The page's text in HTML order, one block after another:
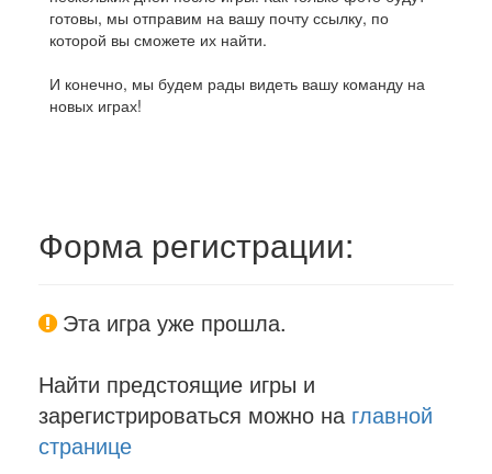
готовы, мы отправим на вашу почту ссылку, по
которой вы сможете их найти.
И конечно, мы будем рады видеть вашу команду на
новых играх!
Форма регистрации:
Эта игра уже прошла.
Найти предстоящие игры и
зарегистрироваться можно на главной
странице